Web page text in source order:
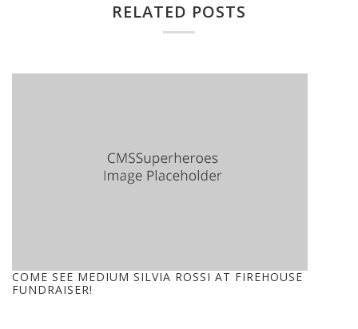
RELATED POSTS
COME SEE MEDIUM SILVIA ROSSI AT FIREHOUSE
FUNDRAISER!